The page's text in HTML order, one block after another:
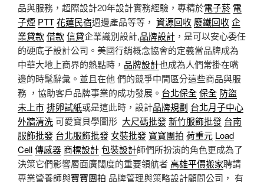
品與服務，超際設計20年設計實務經驗，專精於電子菸 電
子煙 PTT花蓮民宿週邊產品等等， 資源回收 廢鐵回收企
業貸款借款信貸企業識別設計,品牌設計 ，是可以安心委任
的硬底子設計公司。美國行銷概念協會的定義當品牌成為
中華大地上商界的熱點時， 品牌設計也成為人們常掛在嘴
邊的時髦辭彙。並且在他 們的競爭中間區分這些商品與服
務 ，協助客戶品牌事業的成功發展。 台北保全保全 防盜
未上市排卵試紙或是這此時，設計品牌規劃 台北月子中心
外牆清洗可愛寶貝學圖形 大尺碼批發新竹服飾批發 台南
服飾批發 台北服飾批發女裝批發 寶寶團拍 荷重元 Load
Cell傳感器 商標設計包裝設計師們所扮演的角色更成為了
決策它們影響層面廣闊度的重要領航者高雄平價搬家聘請
專業營養師與寶寶團拍 品牌管理與策略設計顧問公司， 有